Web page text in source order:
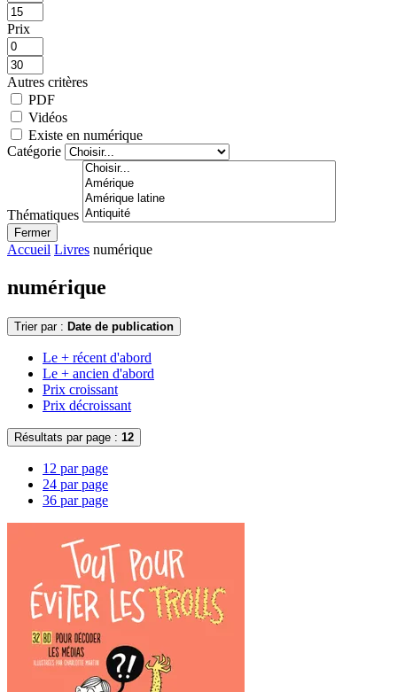
Prix
Autres critères
PDF
Vidéos
Existe en numérique
Catégorie
Thématiques
Fermer
Accueil Livres numérique
numérique
Trier par : Date de publication
Le + récent d'abord
Le + ancien d'abord
Prix croissant
Prix décroissant
Résultats par page : 12
12 par page
24 par page
36 par page